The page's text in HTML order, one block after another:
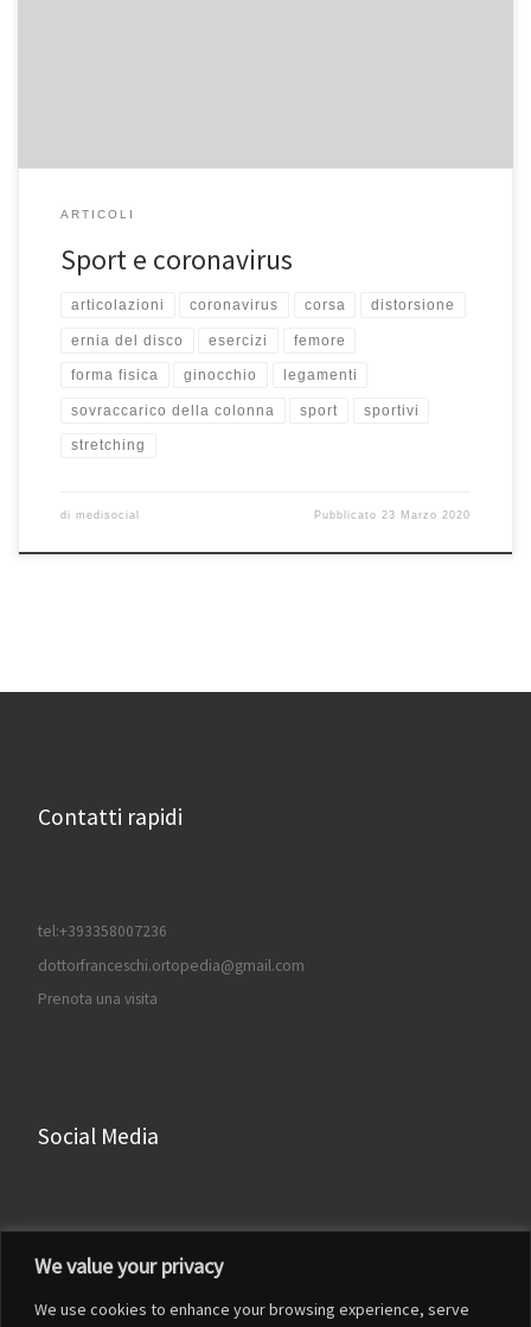
We value your privacy
We use cookies to enhance your browsing experience, serve
ARTICOLI
Sport e coronavirus
articolazioni coronavirus corsa distorsione
ernia del disco esercizi femore
forma fisica ginocchio legamenti
sovraccarico della colonna sport sportivi
stretching
di medisocial Pubblicato23 Marzo 2020
Contatti rapidi
tel:+393358007236
dottorfranceschi.ortopedia@gmail.com
Prenota una visita
Social Media
Facebook
LinkedIn